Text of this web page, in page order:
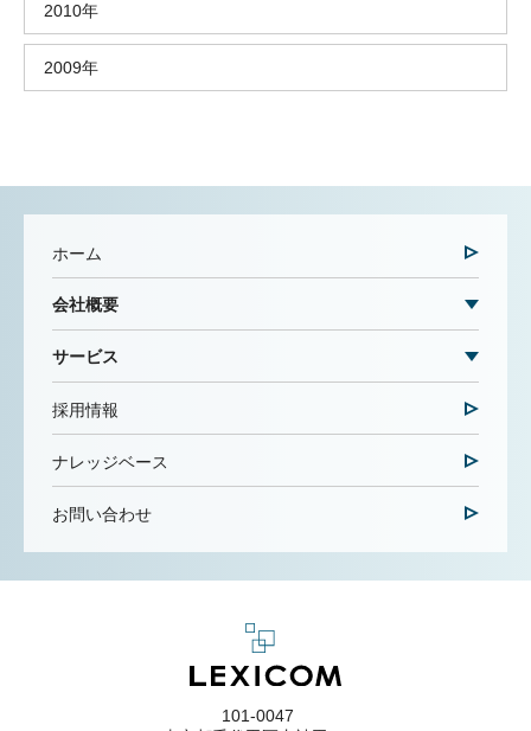
2010年
2009年
ホーム
会社概要
サービス
採用情報
ナレッジベース
お問い合わせ
101-0047